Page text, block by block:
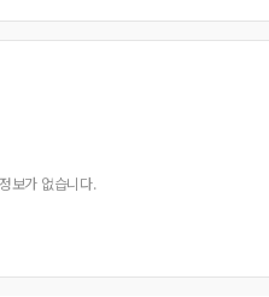
보가 없습니다.